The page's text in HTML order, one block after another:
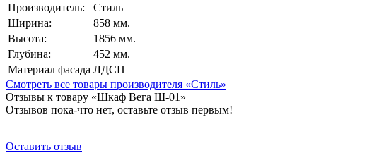
Производитель:
Стиль
Ширина:
858 мм.
Высота:
1856 мм.
Глубина:
452 мм.
Материал фасада ЛДСП
Смотреть все товары производителя «Стиль»
Отзывы к товару «Шкаф Вега Ш-01»
Отзывов пока-что нет, оставьте отзыв первым!
Оставить отзыв